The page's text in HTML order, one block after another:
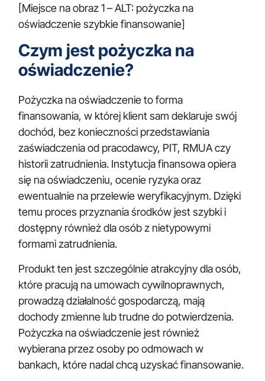
[Miejsce na obraz 1 – ALT: pożyczka na
oświadczenie szybkie finansowanie]
Czym jest pożyczka na
oświadczenie?
Pożyczka na oświadczenie to forma
finansowania, w której klient sam deklaruje swój
dochód, bez konieczności przedstawiania
zaświadczenia od pracodawcy, PIT, RMUA czy
historii zatrudnienia. Instytucja finansowa opiera
się na oświadczeniu, ocenie ryzyka oraz
ewentualnie na przelewie weryfikacyjnym. Dzięki
temu proces przyznania środków jest szybki i
dostępny również dla osób z nietypowymi
formami zatrudnienia.
Produkt ten jest szczególnie atrakcyjny dla osób,
które pracują na umowach cywilnoprawnych,
prowadzą działalność gospodarczą, mają
dochody zmienne lub trudne do potwierdzenia.
Pożyczka na oświadczenie jest również
wybierana przez osoby po odmowach w
bankach, które nadal chcą uzyskać finansowanie.